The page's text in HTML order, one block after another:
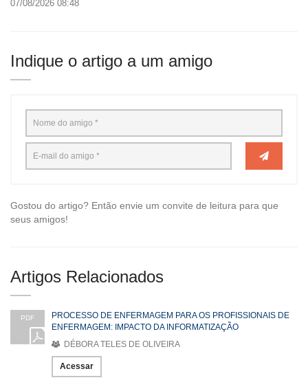
07/08/2026 08:48
Indique o artigo a um amigo
Gostou do artigo? Então envie um convite de leitura para que
seus amigos!
Artigos Relacionados
PDF
PROCESSO DE ENFERMAGEM PARA OS PROFISSIONAIS DE
ENFERMAGEM: IMPACTO DA INFORMATIZAÇÃO
DÉBORA TELES DE OLIVEIRA
Acessar